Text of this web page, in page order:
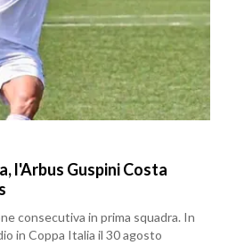
l'Arbus Guspini Costa
consecutiva in prima squadra. In
in Coppa Italia il 30 agosto